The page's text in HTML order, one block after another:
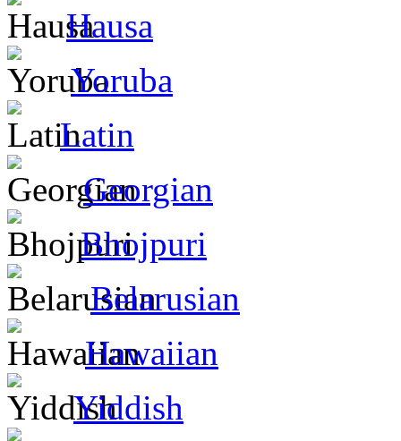
Hausa
Yoruba
Latin
Georgian
Bhojpuri
Belarusian
Hawaiian
Yiddish